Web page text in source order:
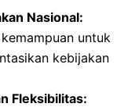
Nasional:
untuk
kebijakan
Fleksibilitas: